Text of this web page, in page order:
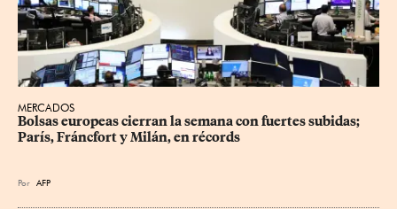
MERCADOS
Bolsas europeas cierran la semana con fuertes subidas;
París, Fráncfort y Milán, en récords
Por AFP